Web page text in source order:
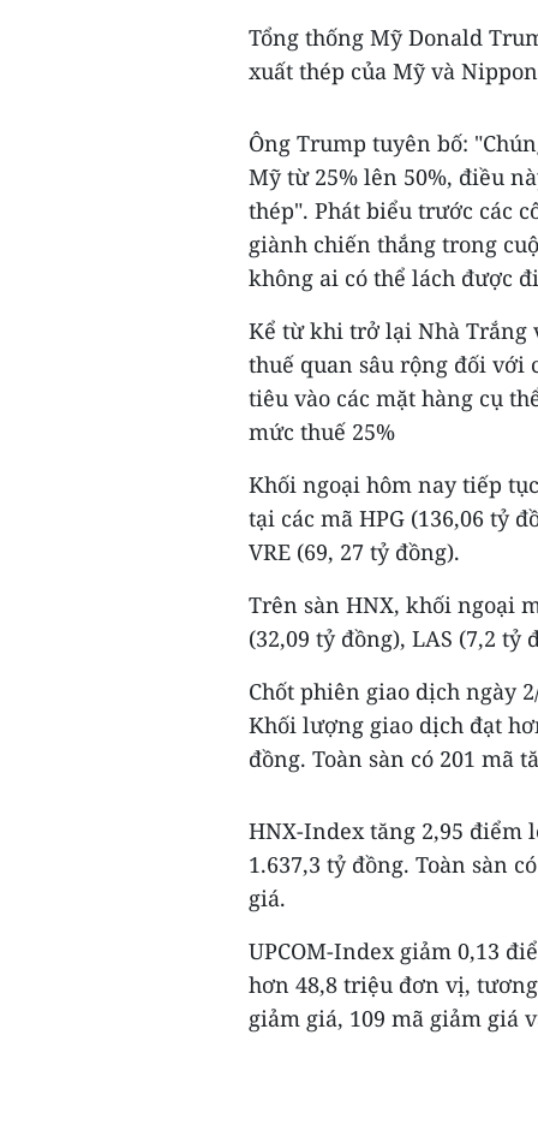
Tổng thống Mỹ Donald
xuất thép của Mỹ và
Ông Trump tuyên bố:
Mỹ từ 25% lên 50%, điều
thép". Phát biểu trước các
giành chiến thắng trong
không ai có thể lách được
Kể từ khi trở lại Nhà Trắng
thuế quan sâu rộng đối với
tiêu vào các mặt hàng cụ
mức thuế 25%
Khối ngoại hôm nay tiếp
tại các mã HPG (136,06 tỷ
VRE (69, 27 tỷ đồng).
Trên sàn HNX, khối ngoại
(32,09 tỷ đồng), LAS (7,2 tỷ
Chốt phiên giao dịch ngày
Khối lượng giao dịch đạt
đồng. Toàn sàn có 201 mã
HNX-Index tăng 2,95 điểm
1.637,3 tỷ đồng. Toàn sàn
giá.
UPCOM-Index giảm 0,13
hơn 48,8 triệu đơn vị,
giảm giá, 109 mã giảm giá